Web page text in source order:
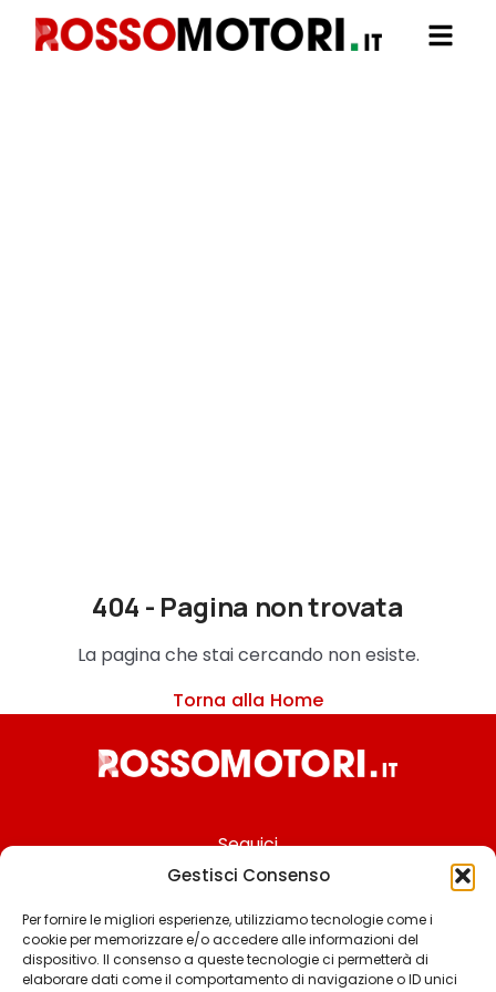
Gestisci Consenso
Per fornire le migliori esperienze, utilizziamo tecnologie come i
cookie per memorizzare e/o accedere alle informazioni del
dispositivo. Il consenso a queste tecnologie ci permetterà di
elaborare dati come il comportamento di navigazione o ID unici
404 - Pagina non trovata
La pagina che stai cercando non esiste.
Torna alla Home
Seguici
Chi siamo